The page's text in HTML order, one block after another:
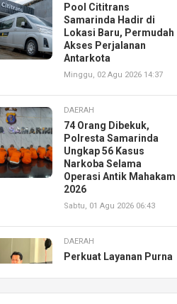
Pool Cititrans
Samarinda Hadir di
Lokasi Baru, Permudah
Akses Perjalanan
Antarkota
Minggu, 02 Agu 2026 14:37
DAERAH
74 Orang Dibekuk,
Polresta Samarinda
Ungkap 56 Kasus
Narkoba Selama
Operasi Antik Mahakam
2026
Sabtu, 01 Agu 2026 06:43
DAERAH
Perkuat Layanan Purna
Resmikan AHASS